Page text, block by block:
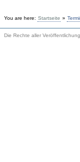
You are here: Startseite »
Die Rechte aller